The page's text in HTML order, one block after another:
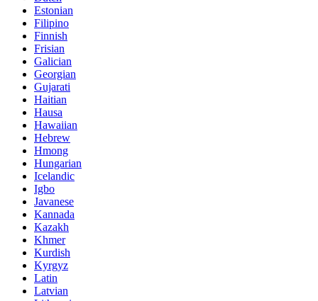
Estonian
Filipino
Finnish
Frisian
Galician
Georgian
Gujarati
Haitian
Hausa
Hawaiian
Hebrew
Hmong
Hungarian
Icelandic
Igbo
Javanese
Kannada
Kazakh
Khmer
Kurdish
Kyrgyz
Latin
Latvian